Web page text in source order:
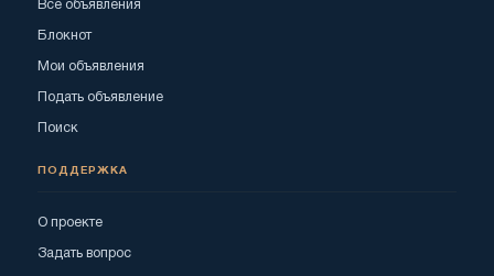
Все объявления
Блокнот
Мои объявления
Подать объявление
Поиск
ПОДДЕРЖКА
О проекте
Задать вопрос